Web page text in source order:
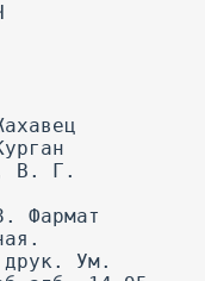
В. Г.
Фармат
друк. Ум.